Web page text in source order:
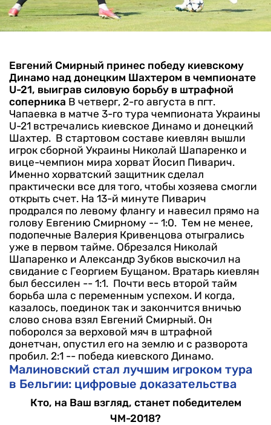
Евгений Смирный принес победу киевскому
Динамо над донецким Шахтером в чемпионате
U-21, выиграв силовую борьбу в штрафной
соперника В четверг, 2-го августа в пгт.
Чапаевка в матче 3-го тура чемпионата Украины
U-21 встречались киевское Динамо и донецкий
Шахтер. В стартовом составе киевлян вышли
игрок сборной Украины Николай Шапаренко и
вице-чемпион мира хорват Йосип Пиварич.
Именно хорватский защитник сделал
практически все для того, чтобы хозяева смогли
открыть счет. На 13-й минуте Пиварич
продрался по левому флангу и навесил прямо на
голову Евгению Смирному -- 1:0. Тем не менее,
подопечные Валерия Кривенцова отыгрались
уже в первом тайме. Обрезался Николай
Шапаренко и Александр Зубков выскочил на
свидание с Георгием Бущаном. Вратарь киевлян
был бессилен -- 1:1. Почти весь второй тайм
борьба шла с переменным успехом. И когда,
казалось, поединок так и закончится вничью
слово снова взял Евгений Смирный. Он
поборолся за верховой мяч в штрафной
донетчан, опустил его на землю и с разворота
пробил. 2:1 -- победа киевского Динамо.
Малиновский стал лучшим игроком тура
в Бельгии: цифровые доказательства
Кто, на Ваш взгляд, станет победителем
ЧМ-2018?